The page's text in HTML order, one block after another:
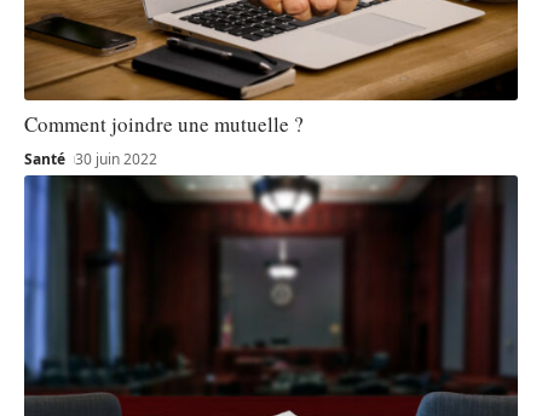
Comment joindre une mutuelle ?
Santé 30 juin 2022